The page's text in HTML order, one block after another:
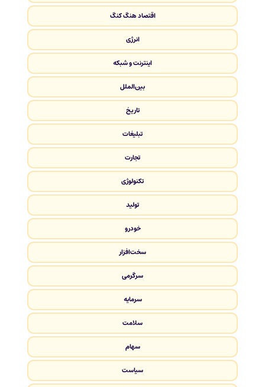
اقتصاد هنگ کنگ
انرژی
اینترنت و شبکه
بین‌الملل
تاریخ
تبلیغات
تجارت
تکنولوژی
تولید
خودرو
سخت‌افزار
سرگرمی
سرمایه
سلامت
سهام
سیاست